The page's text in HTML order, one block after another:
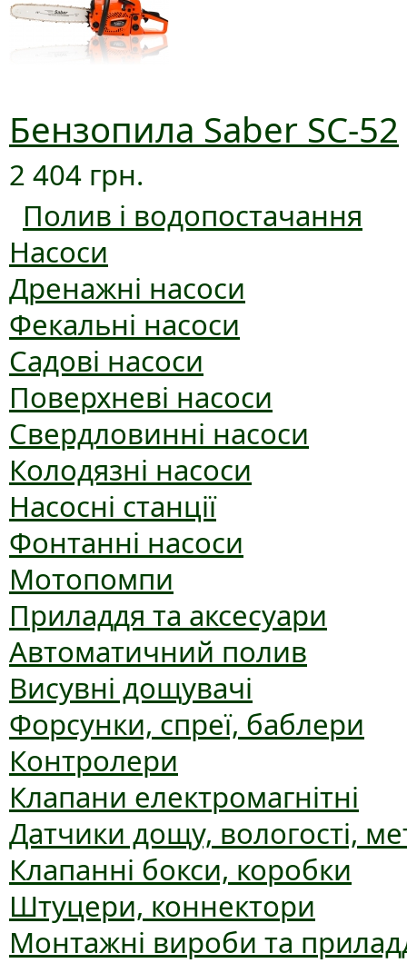
Бензопила Saber SC-52
2 404 грн.
Полив і водопостачання
Насоси
Дренажні насоси
Фекальні насоси
Садові насоси
Поверхневі насоси
Свердловинні насоси
Колодязні насоси
Насосні станції
Фонтанні насоси
Мотопомпи
Приладдя та аксесуари
Автоматичний полив
Висувні дощувачі
Форсунки, спреї, баблери
Контролери
Клапани електромагнітні
Датчики дощу, вологості,
Клапанні бокси, коробки
Штуцери, коннектори
Монтажні вироби та